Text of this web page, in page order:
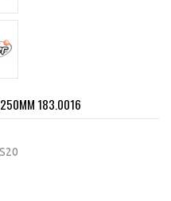
250MM 183.0016